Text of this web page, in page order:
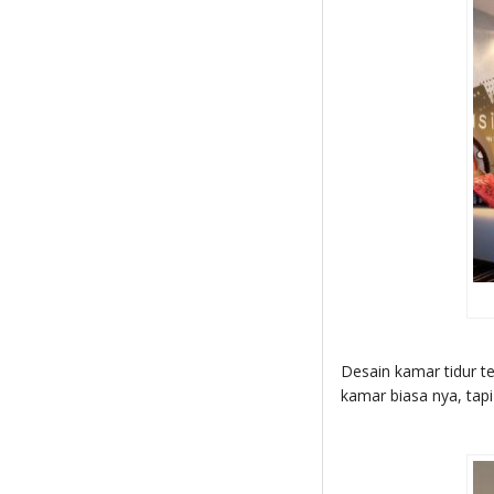
Desain kamar tidur
kamar biasa nya,